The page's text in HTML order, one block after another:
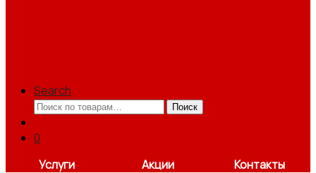
Search
Искать:
Поиск
0
Услуги
Акции Контакты